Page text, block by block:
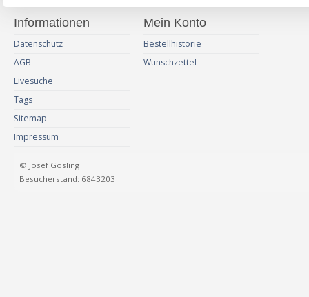
Informationen
Datenschutz
AGB
Livesuche
Tags
Sitemap
Impressum
Mein Konto
Bestellhistorie
Wunschzettel
© Josef Gosling
Besucherstand: 6843203